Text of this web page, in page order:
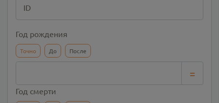
ID
Год рождения
Точно До После
=
Год смерти